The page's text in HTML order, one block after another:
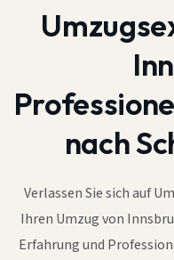
nach
Verlassen Sie sich auf
Ihren Umzug von
Erfahrung und